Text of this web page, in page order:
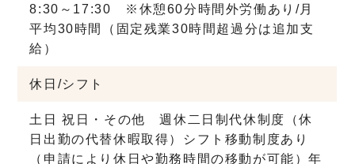
8:30～17:30 ※休憩60分 時間外労働あり/月
平均30時間
（固定残業30時間超過分は追加支
給）
休日/シフト
土日 祝日・その他 週休二日制代休制度（休
日出勤の代替休暇取得）
シフト移動制度あり
（申請により休日や勤務時間の移動が可能）年